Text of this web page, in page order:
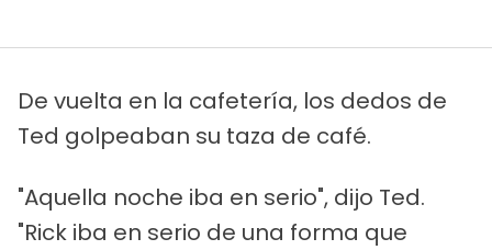
De vuelta en la cafetería, los dedos de
Ted golpeaban su taza de café.
"Aquella noche iba en serio", dijo Ted.
"Rick iba en serio de una forma que